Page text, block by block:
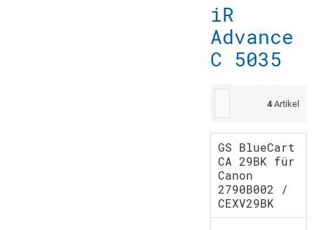
iR
Advance
C 5035
4 Artikel
GS BlueCart
CA 29BK für
Canon
2790B002 /
CEXV29BK